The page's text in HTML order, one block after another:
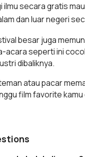
ilmu secara gratis
dan luar negeri
besar juga
seperti ini
dibaliknya.
atau pacar
film favorite kamu